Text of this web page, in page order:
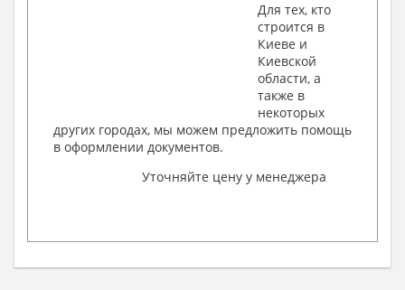
Для тех, кто
строится в
Киеве и
Киевской
области, а
также в
некоторых
других городах, мы можем предложить помощь
в оформлении документов.
Уточняйте цену у менеджера